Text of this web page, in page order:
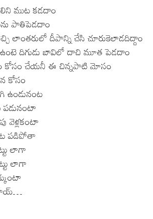
ముట కడదాం
పాతిపెడదాం
తెచ్చి లాంతరులో దీపాన్ని చేసి చూరుకెలాడదిద్దాం
ఉంటె దిగుడు బావిలో దాచి మూత పెడదాం
కోసం చేయనీ ఈ చిన్నపాటి మోసం
కోసం
పడునంటా
వెళ్లకంటా
పడిపోతా
లాగా
లాగా